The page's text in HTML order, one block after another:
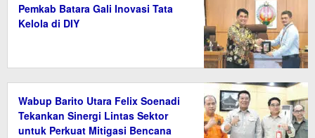
Pemkab Batara Gali Inovasi Tata
Kelola di DIY
Wabup Barito Utara Felix Soenadi
Tekankan Sinergi Lintas Sektor
untuk Perkuat Mitigasi Bencana